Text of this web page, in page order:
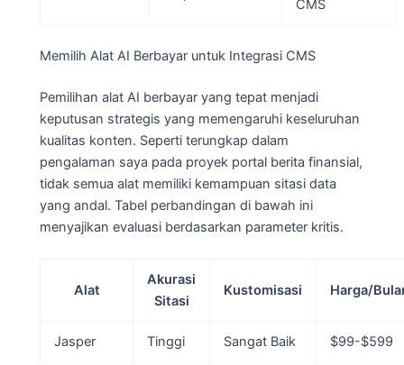
CMS
Memilih Alat AI Berbayar untuk Integrasi CMS
Pemilihan alat AI berbayar yang tepat menjadi
keputusan strategis yang memengaruhi keseluruhan
kualitas konten. Seperti terungkap dalam
pengalaman saya pada proyek portal berita finansial,
tidak semua alat memiliki kemampuan sitasi data
yang andal. Tabel perbandingan di bawah ini
menyajikan evaluasi berdasarkan parameter kritis.
Alat
Akurasi
Sitasi
Kustomisasi Harga/
Jasper Tinggi Sangat Baik $99-$599